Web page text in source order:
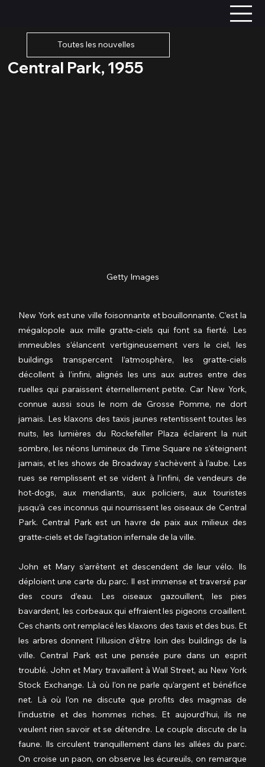
Toutes les nouvelles
Central Park, 1955
Getty Images
New York est une ville foisonnante et bouillonnante. C’est la
mégalopole aux mille gratte-ciels qui font sa fierté. Les
immeubles s’élancent vertigineusement vers le ciel, les
buildings transpercent l’atmosphère, les gratte-ciels
décollent à l’infini, alignés les uns aux autres entre des
ruelles qui paraissent éternellement petite. Car New York,
connue aussi sous le nom de Grosse Pomme, ne dort
jamais. Les klaxons des taxis jaunes retentissent toutes les
nuits, les lumières du Rockefeller Plaza éclairent la nuit
sombre, les néons lumineux de Time Square ne s’éteignent
jamais, et les shows de Broadway s’achèvent à l’aube. Les
rues se remplissent et se vident à l’infini, de vendeurs de
hot-dogs, aux mendiants, aux policiers, aux touristes
jusqu’à ces inconnus qui nourrissent les oiseaux de Central
Park. Central Park est un havre de paix aux milieux des
gratte-ciels et de l’agitation infernale de la ville.
John et Mary s’arrêtent et descendent de leur vélo. Ils
déploient une carte du parc. Il est immense et traversé par
des cours d’eau. Les oiseaux gazouillent, les pies
bavardent, les corbeaux qui effraient les pigeons croaillent.
Ces chants ont remplacé les klaxons des taxis et des bus. Et
les arbres donnent l’illusion d’être loin des buildings de la
ville. Central Park est une pensée pure dans un esprit
troublé. John et Mary travaillent à Wall Street, au New York
Stock Exchange. Là où l’on ne parle qu’argent et bénéfice
net. Là où l’on ne discute que profits des magmas de
l’industrie et des hommes riches. Et aujourd’hui, ils ne
veulent rien savoir et se détendre. Le couple discute de la
faune. Ils circulent tranquillement dans les allées du parc.
On croise un paon, on observe les écureuils, on remarque